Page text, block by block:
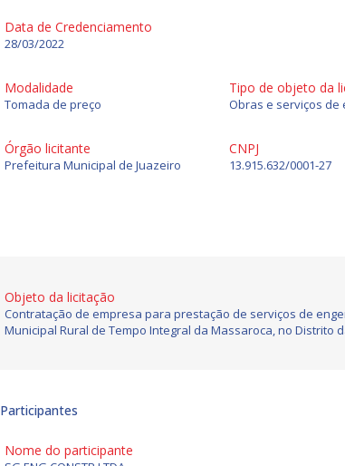
Data de Credenciamento
28/03/2022
Modalidade
Tomada de preço
Tipo de objeto da
Obras e serviços de
Órgão licitante
Prefeitura Municipal de Juazeiro
CNPJ
13.915.632/0001-27
Objeto da licitação
Contratação de empresa para prestação de serviços de
Municipal Rural de Tempo Integral da Massaroca, no Distrito
Participantes
Nome do participante